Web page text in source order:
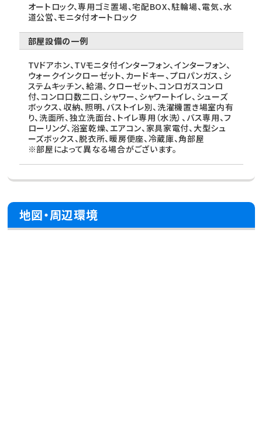
オートロック、専用ゴミ置場、宅配BOX、駐輪場、電気、水
道公営、モニタ付オートロック
部屋設備の一例
TVドアホン、TVモニタ付インターフォン、インターフォン、
ウォークインクローゼット、カードキー、プロパンガス、シ
ステムキッチン、給湯、クローゼット、コンロガスコンロ
付、コンロ口数二口、シャワー、シャワートイレ、シューズ
ボックス、収納、照明、バストイレ別、洗濯機置き場室内有
り、洗面所、独立洗面台、トイレ専用（水洗）、バス専用、フ
ローリング、浴室乾燥、エアコン、家具家電付、大型シュ
ーズボックス、脱衣所、暖房便座、冷蔵庫、角部屋
※部屋によって異なる場合がございます。
地図・周辺環境